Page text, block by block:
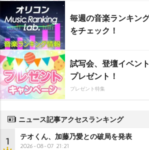
毎週の音楽ランキン
をチェック！
試写会、登壇イベン
プレゼント！
プレゼント特集
ニュース記事アクセスランキング
1 テオくん、加藤乃愛との破局を発表
2026-08-07 21:21